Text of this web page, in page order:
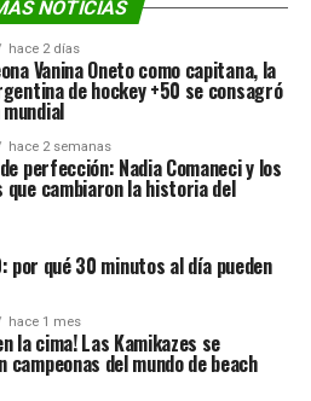
NOTICIAS
hace 2 días
Vanina Oneto como capitana, la
de hockey +50 se consagró
hace 2 semanas
perfección: Nadia Comaneci y los
que cambiaron la historia del
por qué 30 minutos al día pueden
hace 1 mes
la cima! Las Kamikazes se
campeonas del mundo de beach